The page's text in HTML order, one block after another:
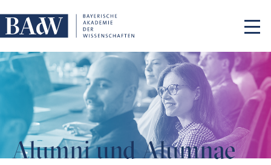
Alumni und Alumnae